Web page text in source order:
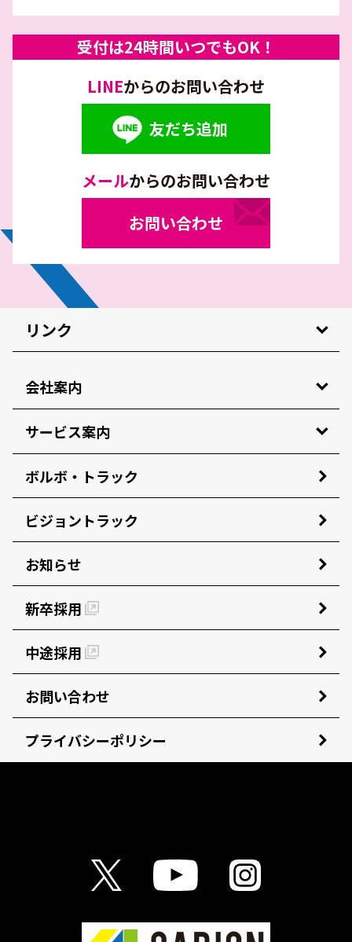
受付は24時間いつでもOK！
LINEからのお問い合わせ
友だち追加
メールからのお問い合わせ
お問い合わせ
リンク
会社案内
サービス案内
ボルボ・トラック
ビジョントラック
お知らせ
新卒採用
中途採用
お問い合わせ
プライバシーポリシー